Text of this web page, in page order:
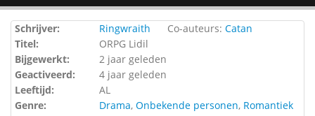
Schrijver: Ringwraith Co-auteurs: Catan
Titel:
ORPG Lidil
Bijgewerkt:
2 jaar geleden
Geactiveerd:
4 jaar geleden
Leeftijd:
AL
Genre:
Drama, Onbekende personen, Romantiek